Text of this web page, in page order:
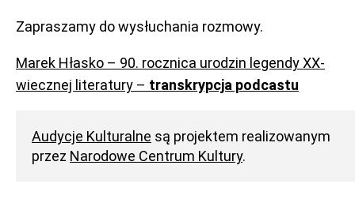
Zapraszamy do wysłuchania rozmowy.
Marek Hłasko – 90. rocznica urodzin legendy XX-
wiecznej literatury – transkrypcja podcastu
Audycje Kulturalne są projektem realizowanym
przez Narodowe Centrum Kultury.